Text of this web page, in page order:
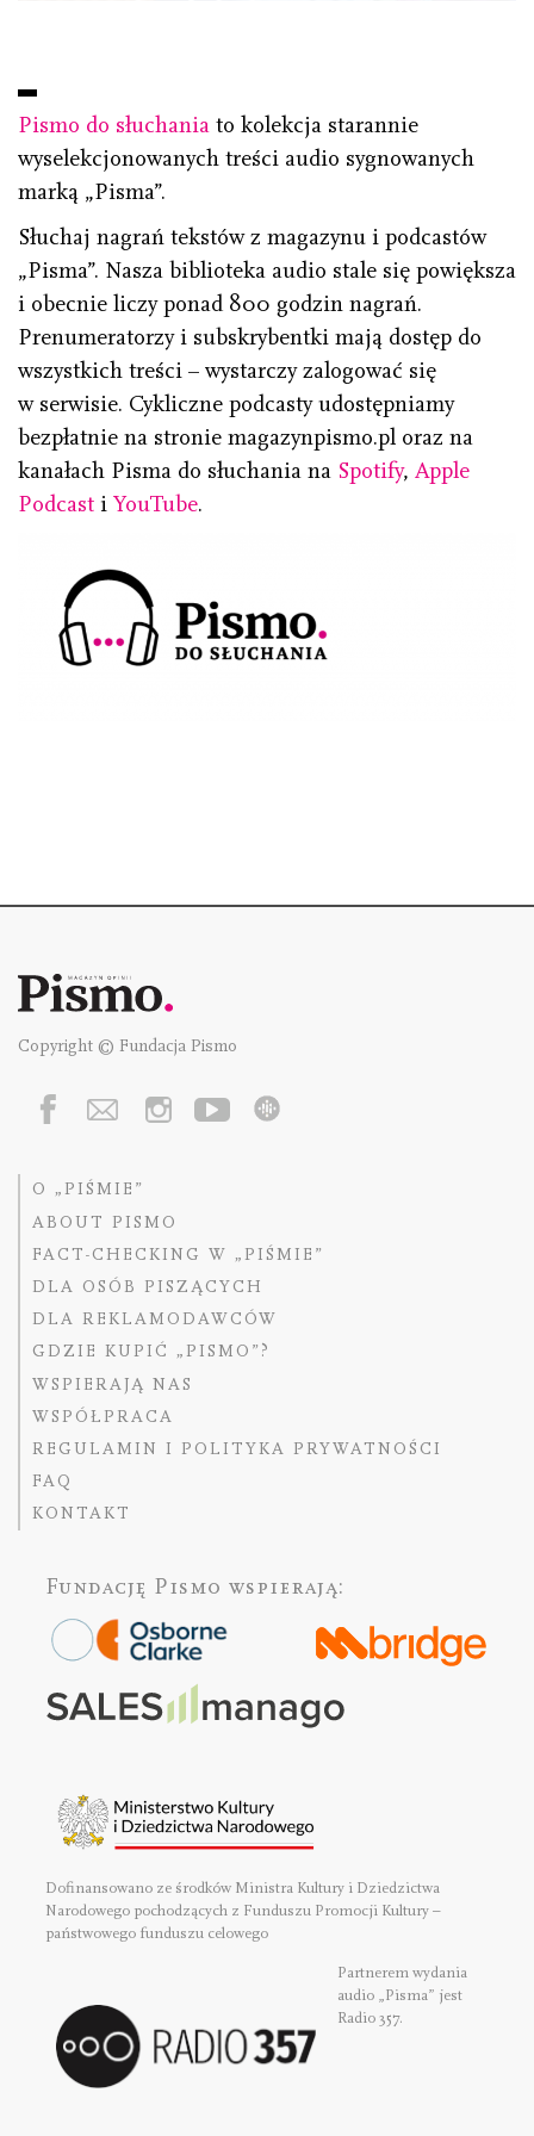
Pismo do słuchania to kolekcja starannie
wyselekcjonowanych treści audio sygnowanych
marką „Pisma”.
Słuchaj nagrań tekstów z magazynu i podcastów
„Pisma”. Nasza biblioteka audio stale się powiększa
i obecnie liczy ponad 800 godzin nagrań.
Prenumeratorzy i subskrybentki mają dostęp do
wszystkich treści – wystarczy zalogować się
w serwisie. Cykliczne podcasty udostępniamy
bezpłatnie na stronie magazynpismo.pl oraz na
kanałach Pisma do słuchania na Spotify, Apple
Podcast i YouTube.
Copyright © Fundacja Pismo
O „PIŚMIE”
ABOUT PISMO
FACT-CHECKING W „PIŚMIE”
DLA OSÓB PISZĄCYCH
DLA REKLAMODAWCÓW
GDZIE KUPIĆ „PISMO”?
WSPIERAJĄ NAS
WSPÓŁPRACA
REGULAMIN I POLITYKA PRYWATNOŚCI
FAQ
KONTAKT
Fundację Pismo wspierają:
Dofinansowano ze środków Ministra Kultury i Dziedzictwa
Narodowego pochodzących z Funduszu Promocji Kultury –
państwowego funduszu celowego
Partnerem wydania
audio „Pisma” jest
Radio 357.